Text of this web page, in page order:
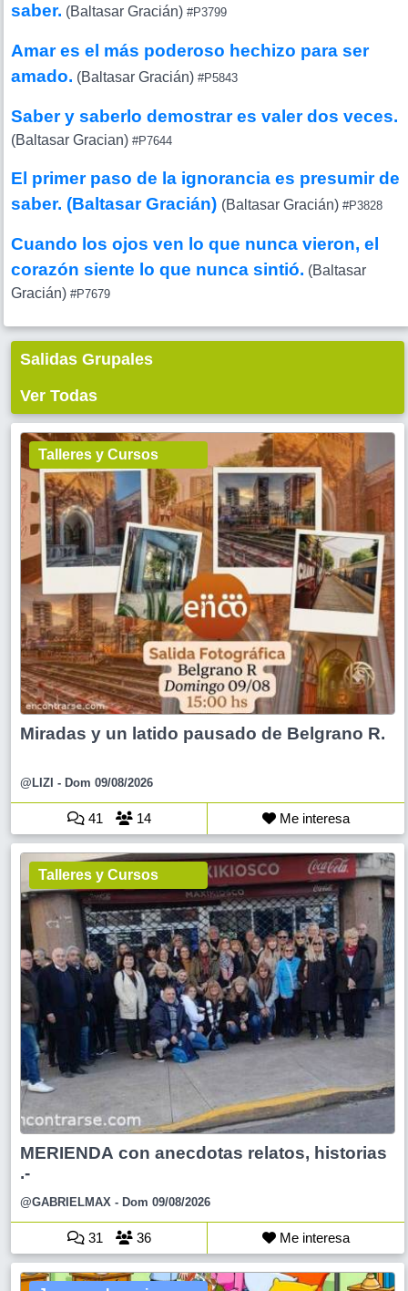
saber. (Baltasar Gracián) #P3799
Amar es el más poderoso hechizo para ser
amado. (Baltasar Gracián) #P5843
Saber y saberlo demostrar es valer dos veces.
(Baltasar Gracian) #P7644
El primer paso de la ignorancia es presumir de
saber. (Baltasar Gracián) (Baltasar Gracián) #P3828
Cuando los ojos ven lo que nunca vieron, el
corazón siente lo que nunca sintió. (Baltasar
Gracián) #P7679
Salidas Grupales
Ver Todas
Talleres y Cursos
Miradas y un latido pausado de Belgrano R.
@LIZI - Dom 09/08/2026
41 14 Me interesa
Talleres y Cursos
MERIENDA con anecdotas relatos, historias
.-
@GABRIELMAX - Dom 09/08/2026
31 36 Me interesa